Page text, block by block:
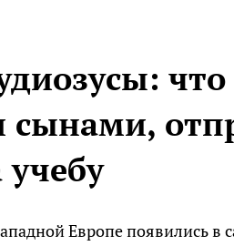
что
сынами,
Европе появились в